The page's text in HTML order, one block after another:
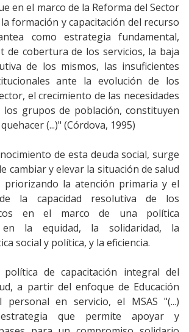
en el marco de la Reforma del Sector
la formación y capacitación del recurso
como estrategia fundamental,
de cobertura de los servicios, la baja
de los mismos, las insuficientes
ante la evolución de los
el crecimiento de las necesidades
los grupos de población, constituyen
(...)" (Córdova, 1995)
de esta deuda social, surge
cambiar y elevar la situación de salud
priorizando la atención primaria y el
la capacidad resolutiva de los
en el marco de una política
en la equidad, la solidaridad, la
social y política, y la eficiencia.
de capacitación integral del
a partir del enfoque de Educación
personal en servicio, el MSAS "(...)
que permite apoyar y